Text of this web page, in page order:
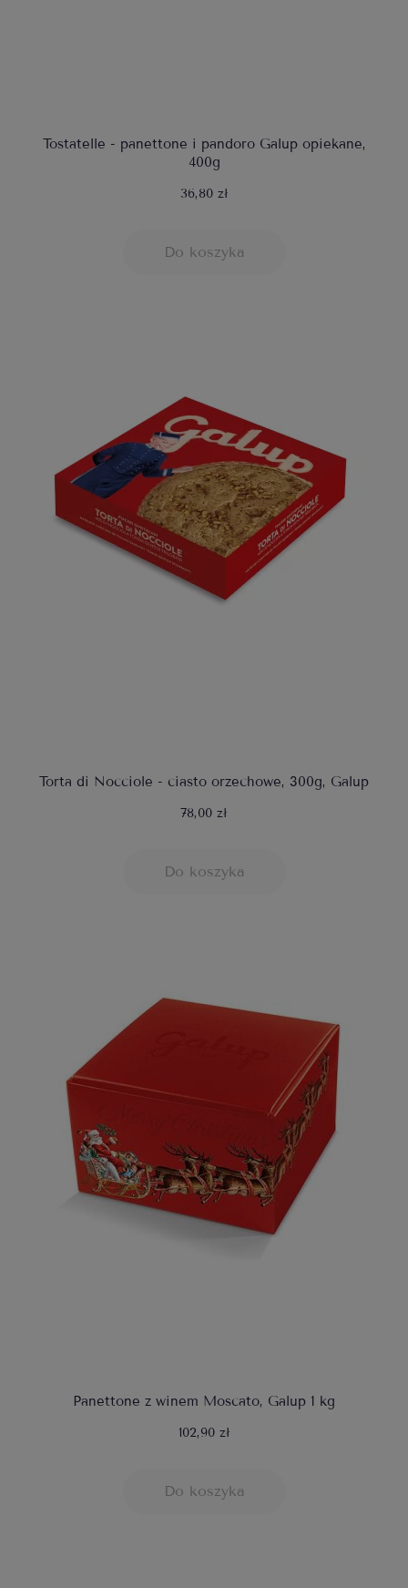
Tostatelle - panettone i pandoro Galup opiekane,
400g
36,80 zł
Do koszyka
Torta di Nocciole - ciasto orzechowe, 300g, Galup
78,00 zł
Do koszyka
Panettone z winem Moscato, Galup 1 kg
102,90 zł
Do koszyka